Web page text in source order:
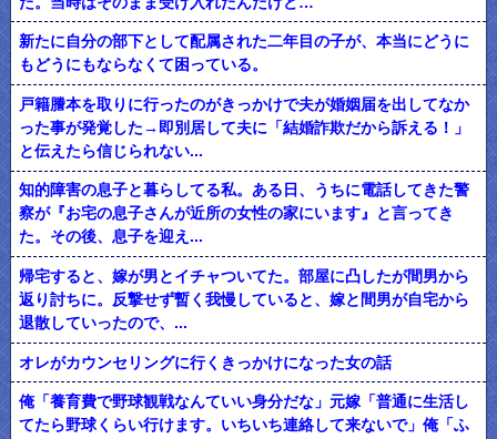
新たに自分の部下として配属された二年目の子が、本当にどうに
もどうにもならなくて困っている。
戸籍謄本を取りに行ったのがきっかけで夫が婚姻届を出してなか
った事が発覚した→即別居して夫に「結婚詐欺だから訴える！」
と伝えたら信じられない...
知的障害の息子と暮らしてる私。ある日、うちに電話してきた警
察が『お宅の息子さんが近所の女性の家にいます』と言ってき
た。その後、息子を迎え...
帰宅すると、嫁が男とイチャついてた。部屋に凸したが間男から
返り討ちに。反撃せず暫く我慢していると、嫁と間男が自宅から
退散していったので、...
オレがカウンセリングに行くきっかけになった女の話
俺「養育費で野球観戦なんていい身分だな」元嫁「普通に生活し
てたら野球くらい行けます。いちいち連絡して来ないで」俺「ふ